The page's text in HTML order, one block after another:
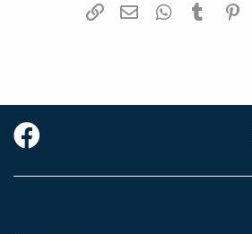
Reddit
Pinterest
Tumblr
WhatsAppדואר אלקטרוני